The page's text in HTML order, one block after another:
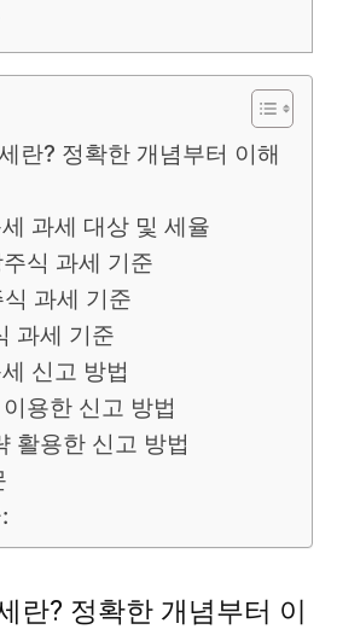
란? 정확한 개념부터 이해
과세 대상 및 세율
식 과세 기준
과세 기준
과세 기준
신고 방법
용한 신고 방법
활용한 신고 방법
란? 정확한 개념부터 이